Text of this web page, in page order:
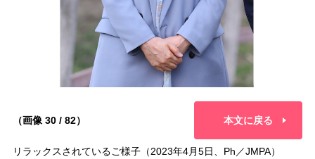
（画像 30 / 82） 本文に戻る
リラックスされているご様子（2023年4月5日、Ph／JMPA）